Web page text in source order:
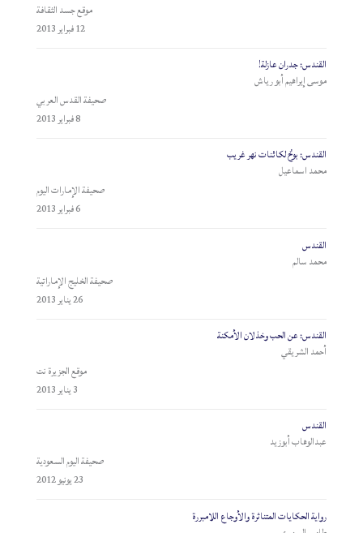
موقع جسد الثقافة
12 فبراير 2013
القندس: جدران عازلة!
موسى إيراهيم أبو رياش
صحيفة القدس العربي
8 فبراير 2013
القندس: بوحٌ لكائنات نهر غريب
محمد اسماعيل
صحيفة الإمارات اليوم
6 فبراير 2013
القندس
محمد سالم
صحيفة الخليج الإماراتية
26 يناير 2013
القندس: عن الحب وخذلان الأمكنة
أحمد الشريقي
موقع الجزيرة نت
3 يناير 2013
القندس
عبدالوهاب أبوزيد
صحيفة اليوم السعودية
23 يونيو 2012
رواية الحكايات المتناثرة والأوجاع اللامبررة